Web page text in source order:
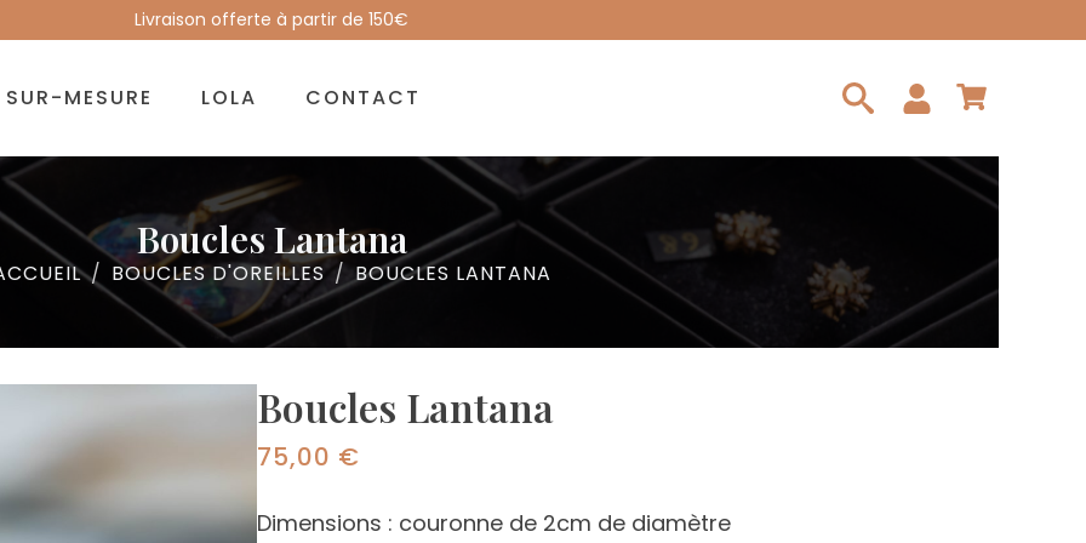
Livraison offerte à partir de 150€
SUR-MESURE LOLA
CONTACT
Boucles Lantana
BOUCLES D'OREILLES BOUCLES LANTANA
Boucles Lantana
75,00 €
Dimensions : couronne de 2cm de diamètre